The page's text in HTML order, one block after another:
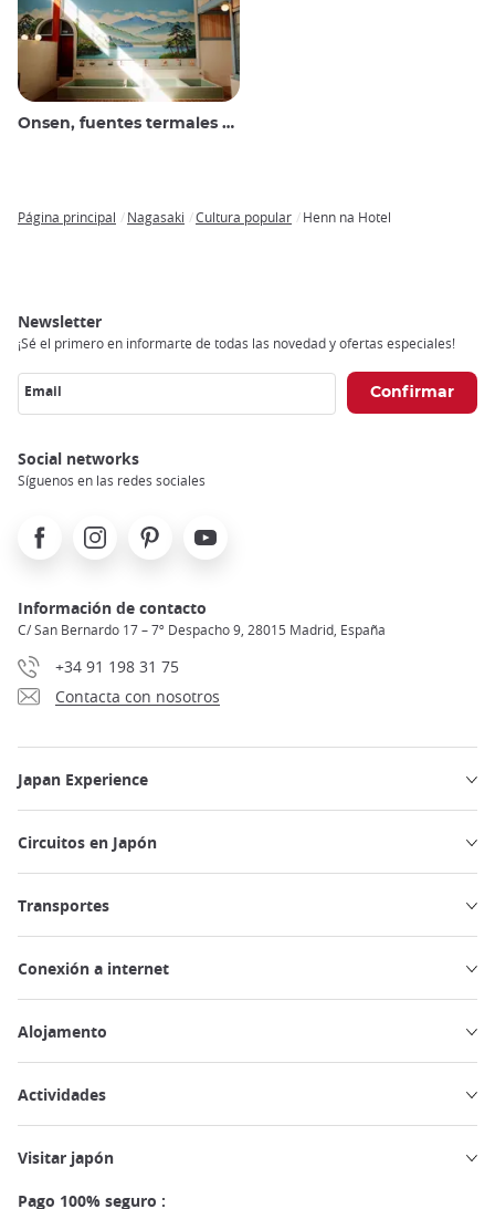
Onsen, fuentes termales y baños públicos
Página principal Nagasaki Cultura popular Henn na Hotel
Newsletter
¡Sé el primero en informarte de todas las novedad y ofertas especiales!
Email
Social networks
Síguenos en las redes sociales
FacebookInstagramPinterest Youtube
Información de contacto
C/ San Bernardo 17 – 7º Despacho 9, 28015 Madrid, España
+34 91 198 31 75
Contacta con nosotros
Japan Experience
Circuitos en Japón
Transportes
Conexión a internet
Alojamento
Actividades
Visitar japón
Pago 100% seguro :